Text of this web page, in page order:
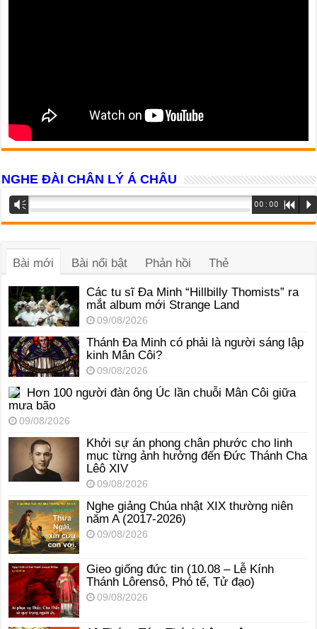
NGHE ĐÀI CHÂN LÝ Á CHÂU
Trình
phát
Vm 00:00 R P
Bài mới Bài nổi bật Phản hồi Thẻ
Các tu sĩ Đa Minh “Hillbilly Thomists” ra
mắt album mới Strange Land
09/08/2026
Thánh Đa Minh có phải là người sáng lập
kinh Mân Côi?
09/08/2026
Hơn 100 người đàn ông Úc lần chuỗi Mân Côi giữa
mưa bão
09/08/2026
Khởi sự án phong chân phước cho linh
mục từng ảnh hưởng đến Đức Thánh Cha
Lêô XIV
09/08/2026
Nghe giảng Chúa nhật XIX thường niên
năm A (2017-2026)
09/08/2026
Gieo giống đức tin (10.08 – Lễ Kính
Thánh Lôrensô, Phó tế, Tử đạo)
09/08/2026